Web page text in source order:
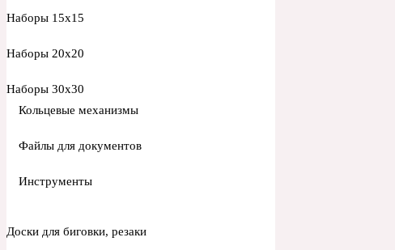
Наборы 15х15
Наборы 20х20
Наборы 30х30
Кольцевые механизмы
Файлы для документов
Инструменты
Доски для биговки, резаки